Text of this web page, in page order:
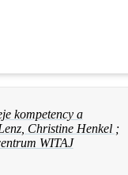
kompetency a
Christine Henkel ;
WITAJ